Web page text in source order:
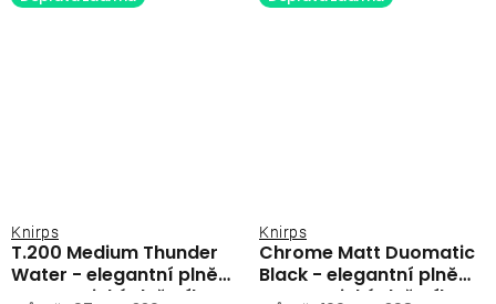
T.200 Medium Thunder
Water - elegantní plně
automatický deštník
Knirps
Chrome Matt Duomatic
Black - elegantní plně
automatický deštník
Knirps